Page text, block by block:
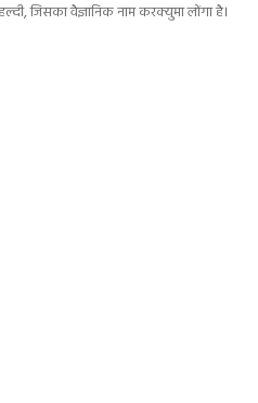
जिसका वैज्ञानिक नाम करक्युमा लोंगा है।